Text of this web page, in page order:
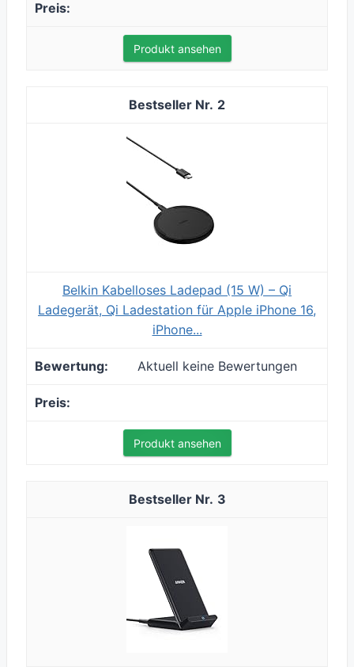
Produkt ansehen
2
Belkin Kabelloses Ladepad (15 W) – Qi
Ladegerät, Qi Ladestation für Apple iPhone 16,
iPhone...
Aktuell keine Bewertungen
Produkt ansehen
3